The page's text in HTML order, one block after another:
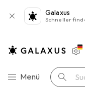
Galaxus
Schneller
Navigation nach
Menü Suche